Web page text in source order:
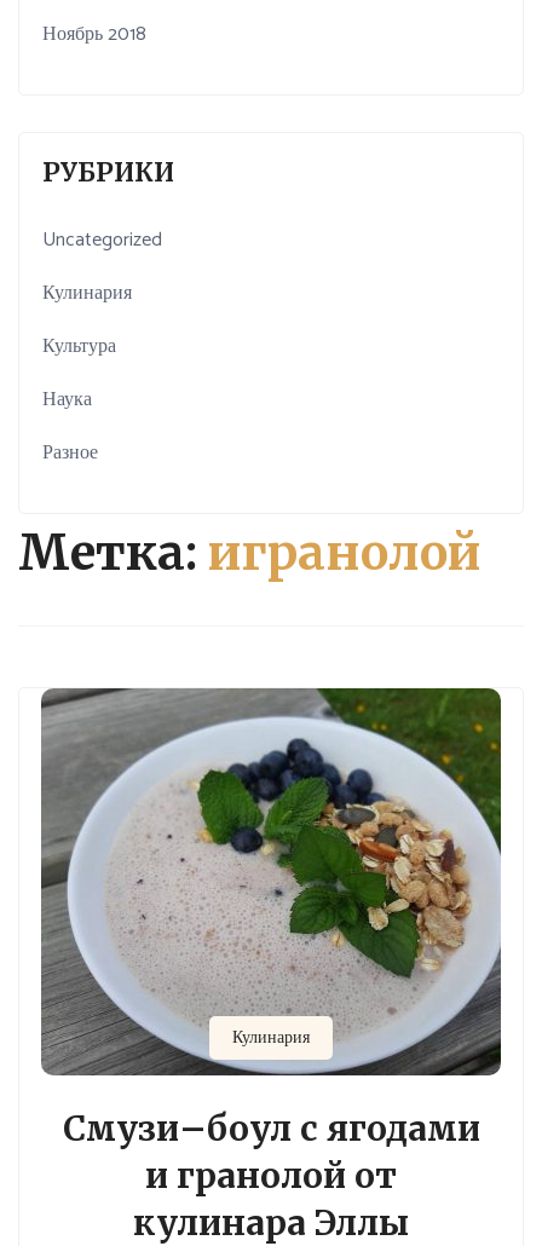
Метка: игранолой
Кулинария
Смузи–боул с ягодами
и гранолой от
кулинара Эллы
Ноябрь 2018
РУБРИКИ
Uncategorized
Кулинария
Культура
Наука
Разное